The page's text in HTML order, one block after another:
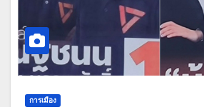
การเมือง